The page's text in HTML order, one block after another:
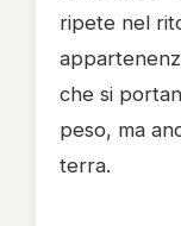
ripete nel
che si
peso, ma
terra.